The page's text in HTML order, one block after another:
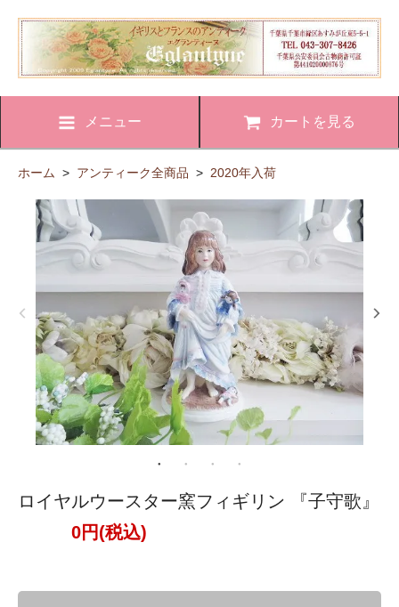
メニュー カートを見る
ホーム > アンティーク全商品 > 2020年入荷
ロイヤルウースター窯フィギリン 『子守歌』
0円(税込)